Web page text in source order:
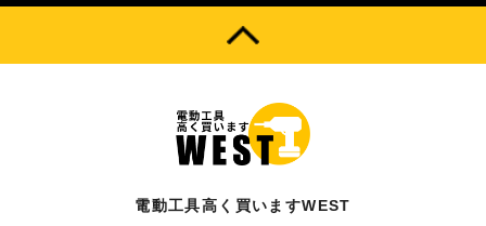
電動工具高く買いますWEST